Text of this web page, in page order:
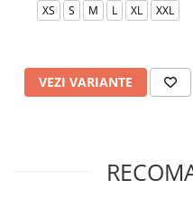
XS S M L XL XXL
VEZI VARIANTE